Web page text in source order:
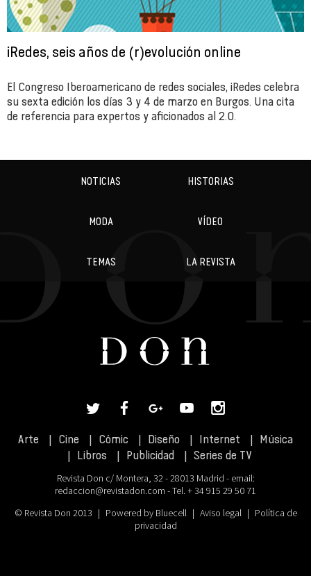
iRedes, seis años de (r)evolución online
El Congreso Iberoamericano de redes sociales, iRedes celebra
su sexta edición los días 3 y 4 de marzo en Burgos. Una cita
de referencia para expertos y aficionados al 2.0.
NOTICIAS HISTORIAS
MODA VÍDEO
TEMAS LA REVISTA
Arte Cine Cómic Diseño Internet
Música
Libros
Publicidad Series de TV
Revista Don c/ Montera, 32 - 28013 Madrid - email:
redaccion@revistadon.com - Tel. + 34 915 29 50 71
© Revista Don 2013 | Powered by Bluecell | Aviso legal | Política de
privacidad